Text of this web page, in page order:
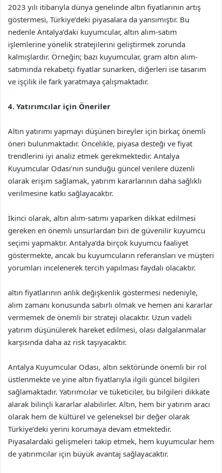
2023 yılı itibarıyla dünya genelinde altın fiyatlarının artış
göstermesi, Türkiye’deki piyasalara da yansımıştır. Bu
nedenle Antalya’daki kuyumcular, altın alım-satım
işlemlerine yönelik stratejilerini geliştirmek zorunda
kalmışlardır. Örneğin; bazı kuyumcular, gram altın alım-
satımında rekabetçi fiyatlar sunarken, diğerleri ise tasarım
ve işçilik ile fark yaratmaya çalışmaktadır.
4. Yatırımcılar için Öneriler
Altın yatırımı yapmayı düşünen bireyler için birkaç önemli
öneri bulunmaktadır. Öncelikle, piyasa desteği ve fiyat
trendlerini iyi analiz etmek gerekmektedir. Antalya
Kuyumcular Odası’nın sunduğu güncel verilere düzenli
olarak erişim sağlamak, yatırım kararlarının daha sağlıklı
verilmesine katkı sağlayacaktır.
İkinci olarak, altın alım-satımı yaparken dikkat edilmesi
gereken en önemli unsurlardan biri de güvenilir kuyumcu
seçimi yapmaktır. Antalya’da birçok kuyumcu faaliyet
göstermekte, ancak bu kuyumcuların referansları ve müşteri
yorumları incelenerek tercih yapılması faydalı olacaktır.
altın fiyatlarının anlık değişkenlik göstermesi nedeniyle,
alım zamanı konusunda sabırlı olmak ve hemen ani kararlar
vermemek de önemli bir strateji olacaktır. Uzun vadeli
yatırım düşünülerek hareket edilmesi, olası dalgalanmalar
karşısında daha az risk taşıyacaktır.
Antalya Kuyumcular Odası, altın sektöründe önemli bir rol
üstlenmekte ve yine altın fiyatlarıyla ilgili güncel bilgileri
sağlamaktadır. Yatırımcılar ve tüketiciler, bu bilgileri dikkate
alarak bilinçli kararlar alabilirler. Altın, hem bir yatırım aracı
olarak hem de kültürel ve geleneksel bir değer olarak
Türkiye’deki yerini korumaya devam etmektedir.
Piyasalardaki gelişmeleri takip etmek, hem kuyumcular hem
de yatırımcılar için büyük avantaj sağlayacaktır.